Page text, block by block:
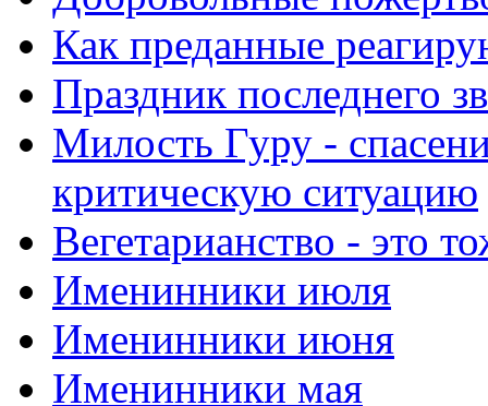
Как преданные
Праздник последнего
Милость Гуру -
критическую ситуацию
Вегетарианство - это
Именинники июля
Именинники июня
Именинники мая